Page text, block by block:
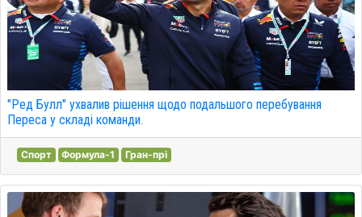
"Ред Булл" ухвалив рішення щодо подальшого перебування
Переса у складі команди.
Спорт Формула-1 Гран-прі